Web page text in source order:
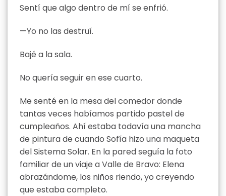
Sentí que algo dentro de mí se enfrió.
—Yo no las destruí.
Bajé a la sala.
No quería seguir en ese cuarto.
Me senté en la mesa del comedor donde
tantas veces habíamos partido pastel de
cumpleaños. Ahí estaba todavía una mancha
de pintura de cuando Sofía hizo una maqueta
del Sistema Solar. En la pared seguía la foto
familiar de un viaje a Valle de Bravo: Elena
abrazándome, los niños riendo, yo creyendo
que estaba completo.